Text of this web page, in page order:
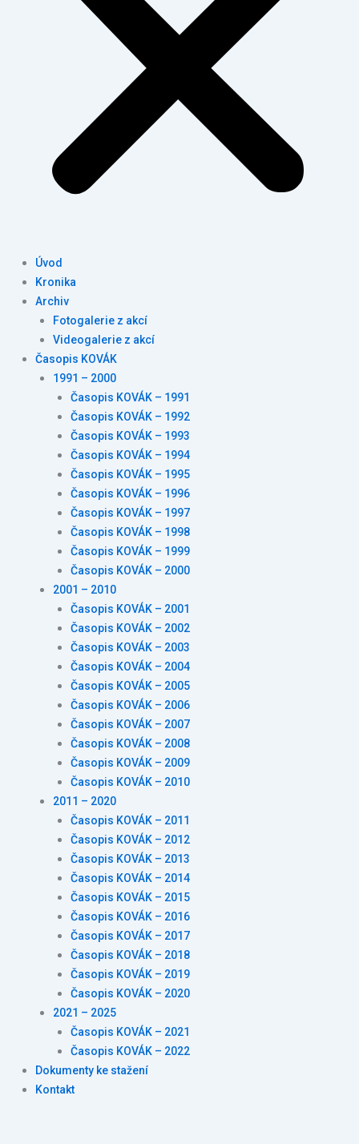
Úvod
Kronika
Archiv
Fotogalerie z akcí
Videogalerie z akcí
Časopis KOVÁK
1991 – 2000
Časopis KOVÁK – 1991
Časopis KOVÁK – 1992
Časopis KOVÁK – 1993
Časopis KOVÁK – 1994
Časopis KOVÁK – 1995
Časopis KOVÁK – 1996
Časopis KOVÁK – 1997
Časopis KOVÁK – 1998
Časopis KOVÁK – 1999
Časopis KOVÁK – 2000
2001 – 2010
Časopis KOVÁK – 2001
Časopis KOVÁK – 2002
Časopis KOVÁK – 2003
Časopis KOVÁK – 2004
Časopis KOVÁK – 2005
Časopis KOVÁK – 2006
Časopis KOVÁK – 2007
Časopis KOVÁK – 2008
Časopis KOVÁK – 2009
Časopis KOVÁK – 2010
2011 – 2020
Časopis KOVÁK – 2011
Časopis KOVÁK – 2012
Časopis KOVÁK – 2013
Časopis KOVÁK – 2014
Časopis KOVÁK – 2015
Časopis KOVÁK – 2016
Časopis KOVÁK – 2017
Časopis KOVÁK – 2018
Časopis KOVÁK – 2019
Časopis KOVÁK – 2020
2021 – 2025
Časopis KOVÁK – 2021
Časopis KOVÁK – 2022
Dokumenty ke stažení
Kontakt